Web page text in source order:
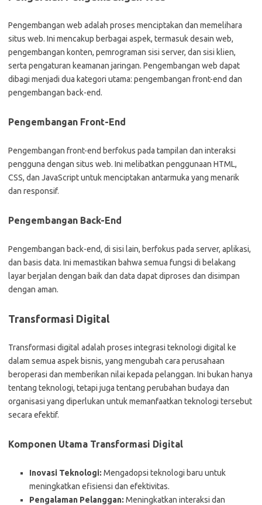
Pengembangan web adalah proses menciptakan dan memelihara
situs web. Ini mencakup berbagai aspek, termasuk desain web,
pengembangan konten, pemrograman sisi server, dan sisi klien,
serta pengaturan keamanan jaringan. Pengembangan web dapat
dibagi menjadi dua kategori utama: pengembangan front-end dan
pengembangan back-end.
Pengembangan Front-End
Pengembangan front-end berfokus pada tampilan dan interaksi
pengguna dengan situs web. Ini melibatkan penggunaan HTML,
CSS, dan JavaScript untuk menciptakan antarmuka yang menarik
dan responsif.
Pengembangan Back-End
Pengembangan back-end, di sisi lain, berfokus pada server, aplikasi,
dan basis data. Ini memastikan bahwa semua fungsi di belakang
layar berjalan dengan baik dan data dapat diproses dan disimpan
dengan aman.
Transformasi Digital
Transformasi digital adalah proses integrasi teknologi digital ke
dalam semua aspek bisnis, yang mengubah cara perusahaan
beroperasi dan memberikan nilai kepada pelanggan. Ini bukan hanya
tentang teknologi, tetapi juga tentang perubahan budaya dan
organisasi yang diperlukan untuk memanfaatkan teknologi tersebut
secara efektif.
Komponen Utama Transformasi Digital
Inovasi Teknologi: Mengadopsi teknologi baru untuk
meningkatkan efisiensi dan efektivitas.
Pengalaman Pelanggan: Meningkatkan interaksi dan